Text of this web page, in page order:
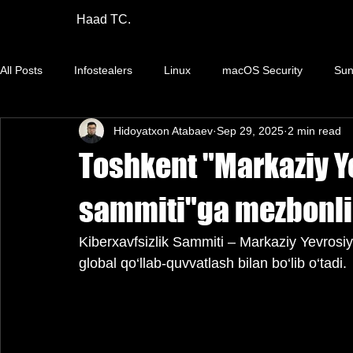
Haad TC.
All Posts Infostealers Linux macOS Security
Ta'minot zanjiri Ma'lumot sizishi Chipper
Bug bounty Teskari muhandislik
RAT ACE Android Security
Toshkent "Markaziy
sammiti"ga
Hidoyatxon Atabaev Sep 29, 2025 2 min read
Kiberxavfsizlik Sammiti – Markaziy
global qo‘llab-quvvatlash bilan bo‘lib o‘tadi.